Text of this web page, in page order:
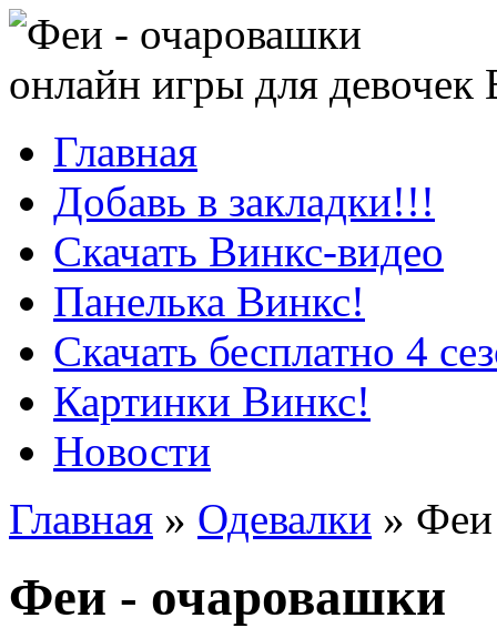
онлайн игры для девочек
Главная
Добавь в закладки!!!
Скачать Винкс-видео
Панелька Винкс!
Скачать бесплатно 4
Картинки Винкс!
Новости
Главная » Одевалки »
Феи - очаровашки